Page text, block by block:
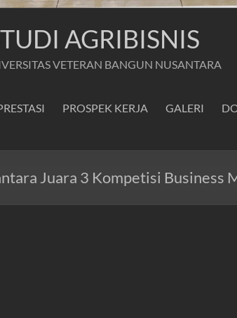
AGRIBISNIS
VETERAN BANGUN NUSANTARA
PROSPEK KERJA GALERI
Juara 3 Kompetisi Business